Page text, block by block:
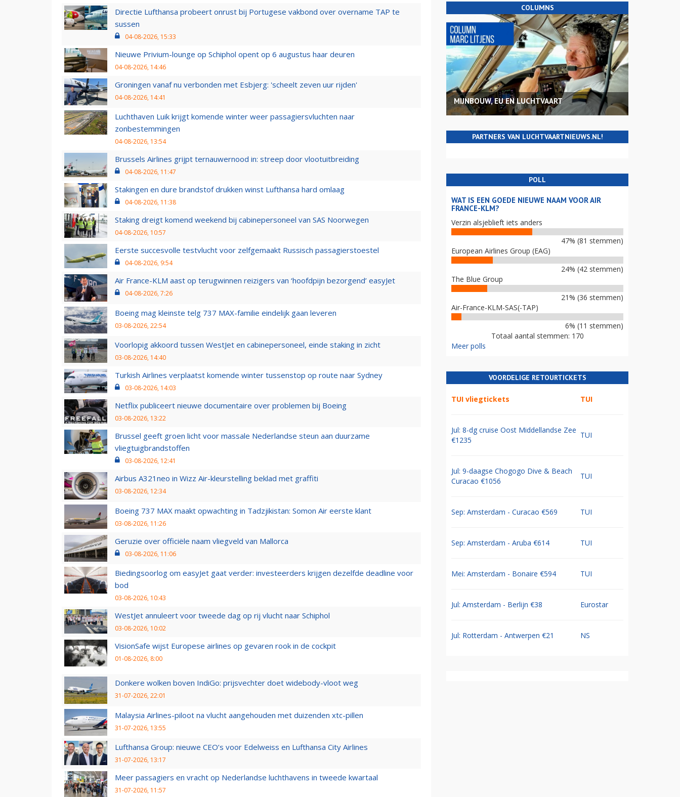
Directie Lufthansa probeert onrust bij Portugese vakbond over overname TAP te
sussen
04-08-2026, 15:33
Nieuwe Privium-lounge op Schiphol opent op 6 augustus haar deuren
04-08-2026, 14:46
Groningen vanaf nu verbonden met Esbjerg: 'scheelt zeven uur rijden'
04-08-2026, 14:41
Luchthaven Luik krijgt komende winter weer passagiersvluchten naar
zonbestemmingen
04-08-2026, 13:54
Brussels Airlines grijpt ternauwernood in: streep door vlootuitbreiding
04-08-2026, 11:47
Stakingen en dure brandstof drukken winst Lufthansa hard omlaag
04-08-2026, 11:38
Staking dreigt komend weekend bij cabinepersoneel van SAS Noorwegen
04-08-2026, 10:57
Eerste succesvolle testvlucht voor zelfgemaakt Russisch passagierstoestel
04-08-2026, 9:54
Air France-KLM aast op terugwinnen reizigers van ‘hoofdpijn bezorgend’ easyJet
04-08-2026, 7:26
Boeing mag kleinste telg 737 MAX-familie eindelijk gaan leveren
03-08-2026, 22:54
Voorlopig akkoord tussen WestJet en cabinepersoneel, einde staking in zicht
03-08-2026, 14:40
Turkish Airlines verplaatst komende winter tussenstop op route naar Sydney
03-08-2026, 14:03
Netflix publiceert nieuwe documentaire over problemen bij Boeing
03-08-2026, 13:22
Brussel geeft groen licht voor massale Nederlandse steun aan duurzame
vliegtuigbrandstoffen
03-08-2026, 12:41
Airbus A321neo in Wizz Air-kleurstelling beklad met graffiti
03-08-2026, 12:34
Boeing 737 MAX maakt opwachting in Tadzjikistan: Somon Air eerste klant
03-08-2026, 11:26
Geruzie over officiële naam vliegveld van Mallorca
03-08-2026, 11:06
Biedingsoorlog om easyJet gaat verder: investeerders krijgen dezelfde deadline voor
bod
03-08-2026, 10:43
WestJet annuleert voor tweede dag op rij vlucht naar Schiphol
03-08-2026, 10:02
VisionSafe wijst Europese airlines op gevaren rook in de cockpit
01-08-2026, 8:00
Donkere wolken boven IndiGo: prijsvechter doet widebody-vloot weg
31-07-2026, 22:01
Malaysia Airlines-piloot na vlucht aangehouden met duizenden xtc-pillen
31-07-2026, 13:55
Lufthansa Group: nieuwe CEO’s voor Edelweiss en Lufthansa City Airlines
31-07-2026, 13:17
Meer passagiers en vracht op Nederlandse luchthavens in tweede kwartaal
31-07-2026, 11:57
COLUMNS
MIJNBOUW, EU EN LUCHTVAART
PARTNERS VAN LUCHTVAARTNIEUWS.NL!
POLL
WAT IS EEN GOEDE NIEUWE NAAM VOOR AIR
FRANCE-KLM?
Verzin alsjeblieft iets anders
47% (81 stemmen)
European Airlines Group (EAG)
24% (42 stemmen)
The Blue Group
21% (36 stemmen)
Air-France-KLM-SAS(-TAP)
6% (11 stemmen)
Totaal aantal stemmen: 170
Meer polls
VOORDELIGE RETOURTICKETS
TUI vliegtickets TUI
Jul: 8-dg cruise Oost Middellandse Zee
€1235
TUI
Jul: 9-daagse Chogogo Dive & Beach
Curacao €1056
TUI
Sep: Amsterdam - Curacao €569 TUI
Sep: Amsterdam - Aruba €614 TUI
Mei: Amsterdam - Bonaire €594 TUI
Jul: Amsterdam - Berlijn €38 Eurostar
Jul: Rotterdam - Antwerpen €21 NS